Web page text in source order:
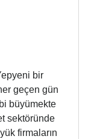
bir
geçen gün
büyümekte
sektöründe
firmaların